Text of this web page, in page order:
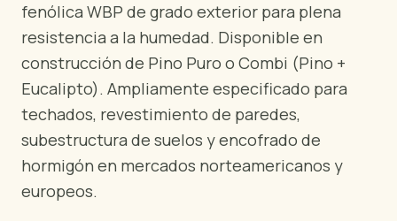
🇪🇺 Unión Europea
🇬🇧Reino Unido
🇨🇦Canadá
🇦🇪Oriente Medio
🇦🇺Australia
🇵🇱Polonia
fenólica WBP de grado exterior para plena
resistencia a la humedad. Disponible en
construcción de Pino Puro o Combi (Pino +
Eucalipto). Ampliamente especificado para
techados, revestimiento de paredes,
subestructura de suelos y encofrado de
hormigón en mercados norteamericanos y
europeos.